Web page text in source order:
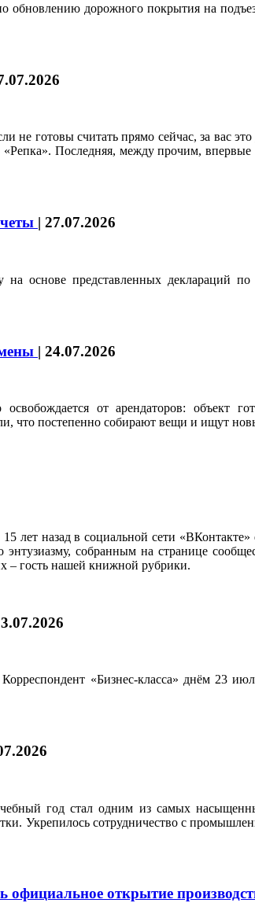
дорожного покрытия на
не готовы считать прямо сейчас, за вас
Последняя, между прочим, впервые
| 27.07.2026
основе представленных деклараций
| 24.07.2026
от арендаторов: объект
что постепенно собирают вещи и ищут
лет назад в социальной сети
собранным на странице
– гость нашей книжной рубрики.
«Бизнес-класса» днём 23
год стал одним из самых
Укрепилось сотрудничество с
открытие